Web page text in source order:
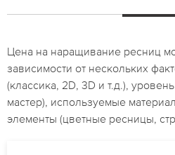
Цена на наращивание ресниц
зависимости от нескольких
(классика, 2D, 3D и т.д.),
мастер), используемые
элементы (цветные ресницы,